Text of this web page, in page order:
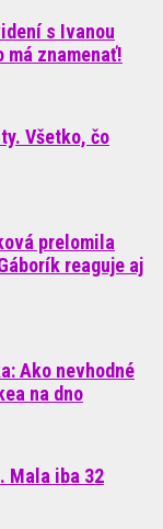
s Ivanou
má znamenať!
Všetko, čo
prelomila
reaguje aj
Ako nevhodné
na dno
Mala iba 32